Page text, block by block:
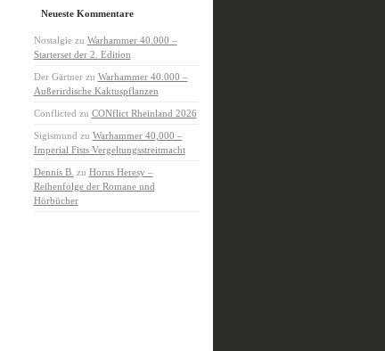
Neueste Kommentare
Nostalgiezu Warhammer 40.000 –
Starterset der 2. Edition
Der Gärtnerzu Warhammer 40.000 –
Außerirdische Kaktuspflanzen
Conflicted zu CONflict Rheinland 2026
Sigismund zu Warhammer 40,000 –
Imperial Fists Vergeltungsstreitmacht
Dennis B. zu Horus Heresy –
Reihenfolge der Romane und
Hörbücher